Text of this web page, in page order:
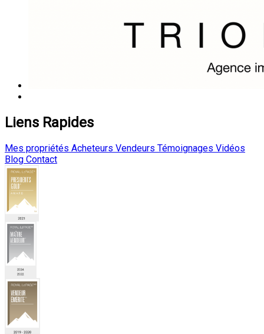
Liens Rapides
Mes propriétés Acheteurs Vendeurs Témoignages Vidéos
Blog Contact